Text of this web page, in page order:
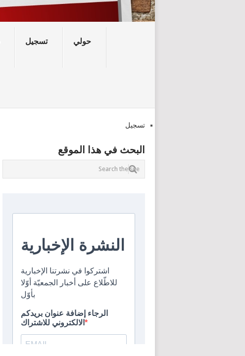
تسجيل حولي
تسجيل
البحث في هذا الموقع